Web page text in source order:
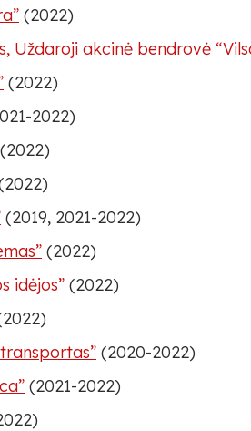
(2022)
Uždaroji akcinė bendrovė
(2022)
2022)
(2022)
(2019, 2021-2022)
(2022)
idėjos” (2022)
(2020-2022)
(2021-2022)